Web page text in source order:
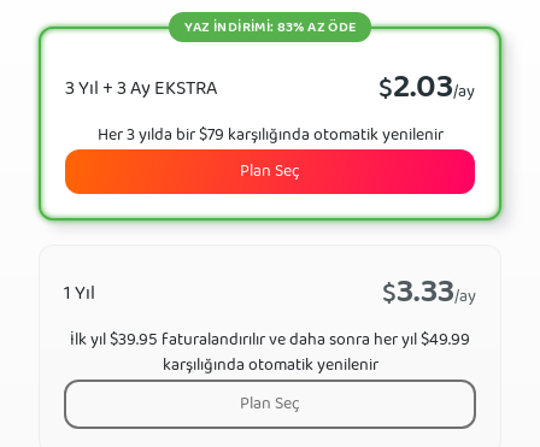
3 Yıl + 3 Ay EKSTRA $2.03/ay
YAZ İNDİRİMİ: 83% AZ ÖDE
Her 3 yılda bir $79 karşılığında otomatik yenilenir
Plan Seç
1 Yıl $3.33/ay
İlk yıl $39.95 faturalandırılır ve daha sonra her yıl $49.99
karşılığında otomatik yenilenir
Plan Seç